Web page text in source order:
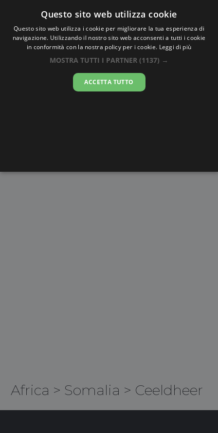
Oraesatta.co
Ora EsattaCeeldheer
23:17:18
Africa > Somalia > Ceeldheer
Questo sito web utilizza cookie
Questo sito web utilizza i cookie per migliorare la tua esperienza di
navigazione. Utilizzando il nostro sito web acconsenti a tutti i cookie
in conformità con la nostra policy per i cookie. Leggi di più
MOSTRA TUTTI I PARTNER (1137) →
ACCETTA TUTTO